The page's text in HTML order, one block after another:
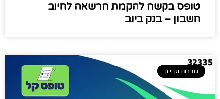
טופס בקשה להקמת הרשאה לחיוב
חשבון – בנק ביוב
גזברות וגבייה